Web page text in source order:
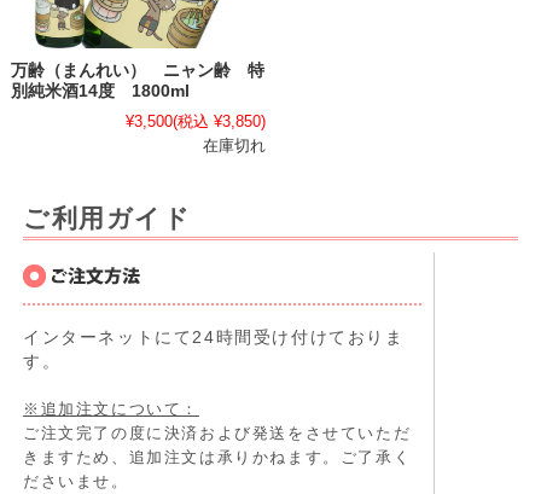
万齢（まんれい） ニャン齢 特
別純米酒14度 1800ml
¥3,500(税込 ¥3,850)
在庫切れ
ご利用ガイド
インターネットにて24時間受け付けておりま
す。
※追加注文について：
ご注文完了の度に決済および発送をさせていただ
きますため、追加注文は承りかねます。ご了承く
ださいませ。